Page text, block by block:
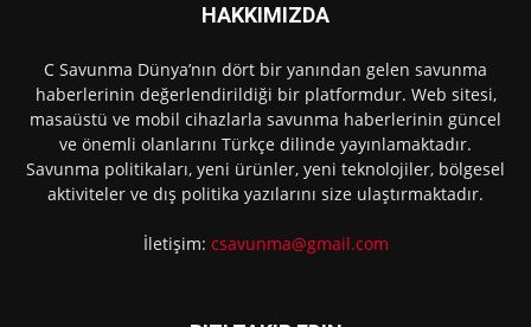
HAKKIMIZDA
C Savunma Dünya’nın dört bir yanından gelen savunma
haberlerinin değerlendirildiği bir platformdur. Web sitesi,
masaüstü ve mobil cihazlarla savunma haberlerinin güncel
ve önemli olanlarını Türkçe dilinde yayınlamaktadır.
Savunma politikaları, yeni ürünler, yeni teknolojiler, bölgesel
aktiviteler ve dış politika yazılarını size ulaştırmaktadır.
İletişim: csavunma@gmail.com